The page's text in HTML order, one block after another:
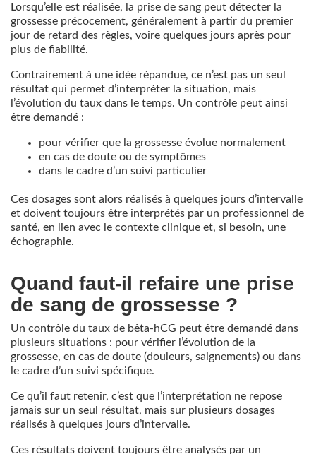
Lorsqu’elle est réalisée, la prise de sang peut détecter la
grossesse précocement, généralement à partir du premier
jour de retard des règles, voire quelques jours après pour
plus de fiabilité.
Contrairement à une idée répandue, ce n’est pas un seul
résultat qui permet d’interpréter la situation, mais
l’évolution du taux dans le temps. Un contrôle peut ainsi
être demandé :
pour vérifier que la grossesse évolue normalement
en cas de doute ou de symptômes
dans le cadre d’un suivi particulier
Ces dosages sont alors réalisés à quelques jours d’intervalle
et doivent toujours être interprétés par un professionnel de
santé, en lien avec le contexte clinique et, si besoin, une
échographie.
Quand faut-il refaire une prise
de sang de grossesse ?
Un contrôle du taux de bêta-hCG peut être demandé dans
plusieurs situations : pour vérifier l’évolution de la
grossesse, en cas de doute (douleurs, saignements) ou dans
le cadre d’un suivi spécifique.
Ce qu’il faut retenir, c’est que l’interprétation ne repose
jamais sur un seul résultat, mais sur plusieurs dosages
réalisés à quelques jours d’intervalle.
Ces résultats doivent toujours être analysés par un